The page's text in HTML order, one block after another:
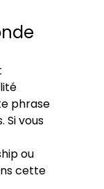
phrase
Si vous
ou
cette